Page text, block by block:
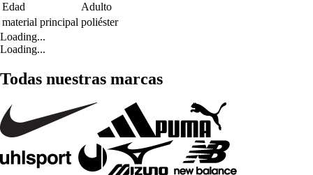
Edad
Adulto
material principal poliéster
Loading...
Loading...
Todas nuestras marcas